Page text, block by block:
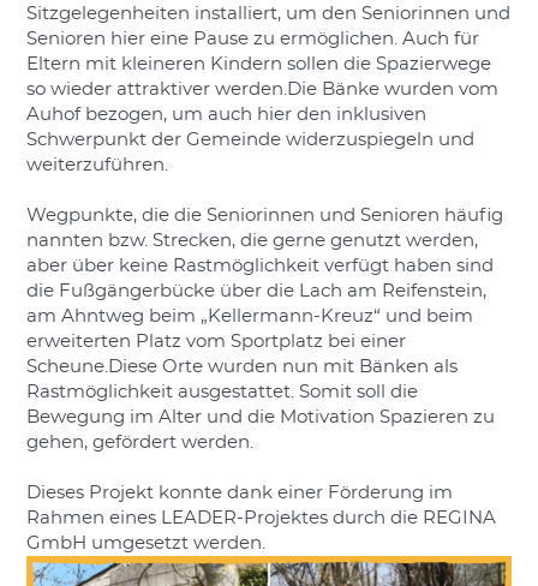
Sitzgelegenheiten installiert, um den Seniorinnen und
Senioren hier eine Pause zu ermöglichen. Auch für
Eltern mit kleineren Kindern sollen die Spazierwege
so wieder attraktiver werden.Die Bänke wurden vom
Auhof bezogen, um auch hier den inklusiven
Schwerpunkt der Gemeinde widerzuspiegeln und
weiterzuführen.
Wegpunkte, die die Seniorinnen und Senioren häufig
nannten bzw. Strecken, die gerne genutzt werden,
aber über keine Rastmöglichkeit verfügt haben sind
die Fußgängerbücke über die Lach am Reifenstein,
am Ahntweg beim „Kellermann-Kreuz“ und beim
erweiterten Platz vom Sportplatz bei einer
Scheune.Diese Orte wurden nun mit Bänken als
Rastmöglichkeit ausgestattet. Somit soll die
Bewegung im Alter und die Motivation Spazieren zu
gehen, gefördert werden.
Dieses Projekt konnte dank einer Förderung im
Rahmen eines LEADER-Projektes durch die REGINA
GmbH umgesetzt werden.